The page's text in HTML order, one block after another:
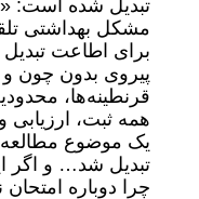
تبدیل شده است:
مشکل بهداشتی
برای اطاعت
پیروی بدون چون
قرنطینه‌ها،
همه ثبت،
یک موضوع مطالعه
تبدیل شد… و اگر
چرا دوباره امتحان